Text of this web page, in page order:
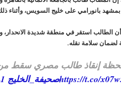
بمشهد بانورامي على خليج السويس، وأثناء
الطالب استقر في منطقة شديدة الانحدار،
لضمان سلامة نقله.
إنقاذ طالب مصري سقط
https://t.co/